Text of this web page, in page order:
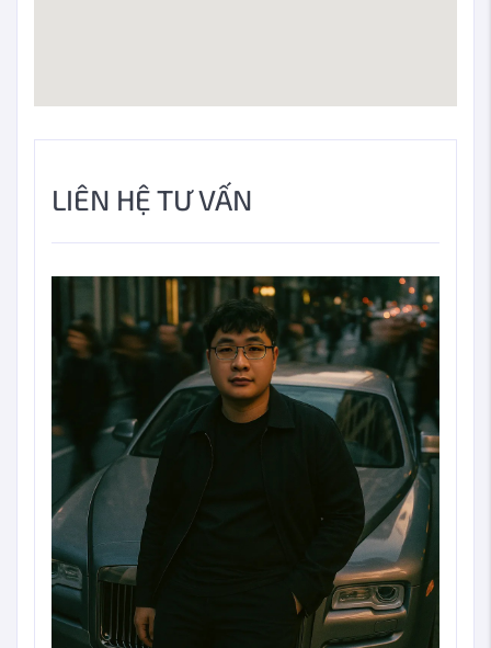
LIÊN HỆ TƯ VẤN